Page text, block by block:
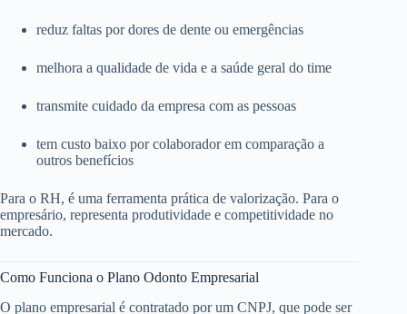
reduz faltas por dores de dente ou emergências
melhora a qualidade de vida e a saúde geral do time
transmite cuidado da empresa com as pessoas
tem custo baixo por colaborador em comparação a
outros benefícios
Para o RH, é uma ferramenta prática de valorização. Para o
empresário, representa produtividade e competitividade no
mercado.
Como Funciona o Plano Odonto Empresarial
O plano empresarial é contratado por um CNPJ, que pode ser